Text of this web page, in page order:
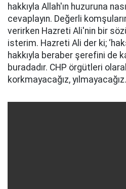
hakkıyla Allah'ın huzuruna
cevaplayın. Değerli
verirken Hazreti Ali'nin bir
isterim. Hazreti Ali der ki;
hakkıyla beraber şerefini de
buradadır. CHP örgütleri
korkmayacağız,